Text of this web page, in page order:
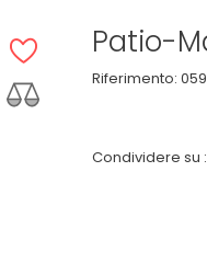
Patio-
Riferimento:
Condividere su :